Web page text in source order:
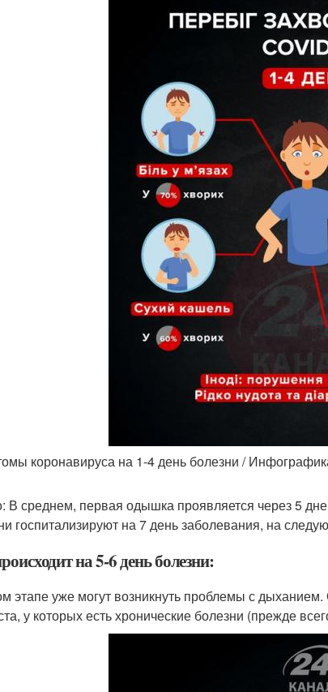
коронавируса на 1-4 день болезни /
В среднем, первая одышка проявляется через 5
госпитализируют на 7 день заболевания, на
на 5-6 день болезни:
этапе уже могут возникнуть проблемы с
у которых есть хронические болезни (прежде